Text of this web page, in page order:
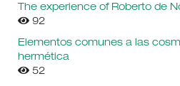
The experience of Roberto de
92
Elementos comunes a las
hermética
52